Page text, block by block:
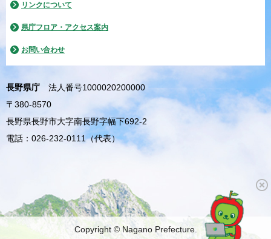
リンクについて
県庁フロア・アクセス案内
お問い合わせ
長野県庁
法人番号1000020200000
〒380-8570
長野県長野市大字南長野字幅下692-2
電話：026-232-0111（代表）
Copyright © Nagano Prefecture.